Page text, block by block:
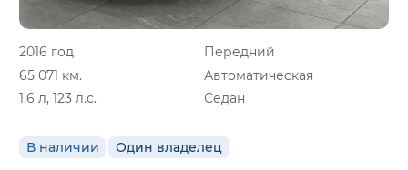
2016 год
Передний
65 071 км.
Автоматическая
1.6 л, 123 л.с.
Седан
В наличии Один владелец